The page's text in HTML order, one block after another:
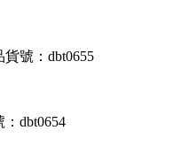
貨號：dbt0655
dbt0654